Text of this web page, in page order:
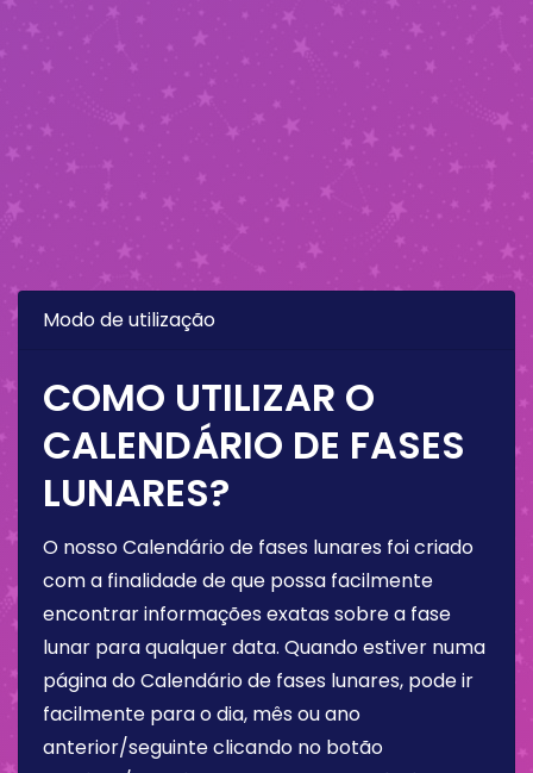
Modo de utilização
COMO UTILIZAR O
CALENDÁRIO DE FASES
LUNARES?
O nosso Calendário de fases lunares foi criado
com a finalidade de que possa facilmente
encontrar informações exatas sobre a fase
lunar para qualquer data. Quando estiver numa
página do Calendário de fases lunares, pode ir
facilmente para o dia, mês ou ano
anterior/seguinte clicando no botão